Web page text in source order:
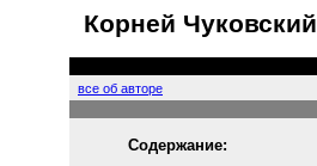
Корней Чуковский
все об авторе
Содержание: